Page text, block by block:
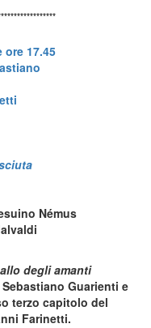
ore 17.45
Némus
degli amanti
Guarienti e
terzo capitolo del
Farinetti.